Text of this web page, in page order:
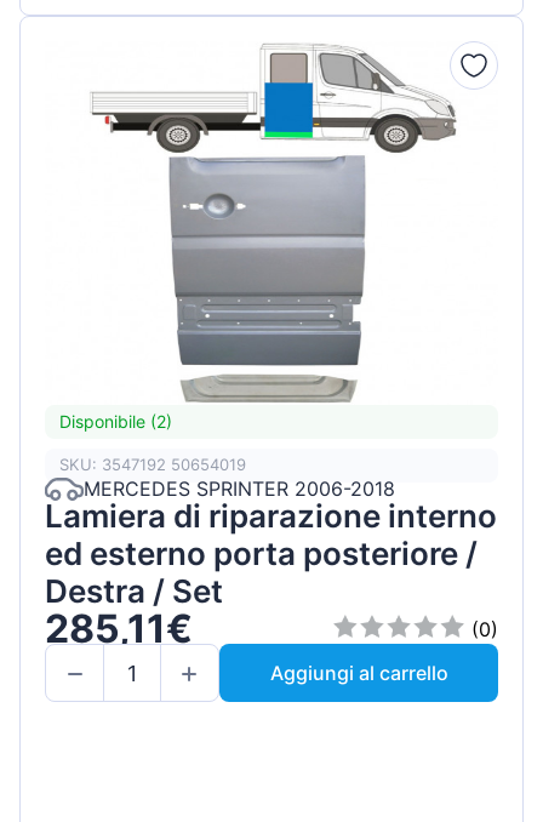
Disponibile (2)
SKU: 3547192 50654019
MERCEDES SPRINTER 2006-2018
Lamiera di riparazione interno
ed esterno porta posteriore /
Destra / Set
285,11€
(0)
Aggiungi al carrello